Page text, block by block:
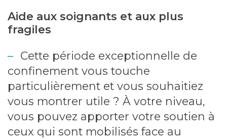
Aide aux soignants et aux plus
fragiles
Cette période exceptionnelle de
confinement vous touche
particulièrement et vous souhaitiez
vous montrer utile ? À votre niveau,
vous pouvez apporter votre soutien à
ceux qui sont mobilisés face au